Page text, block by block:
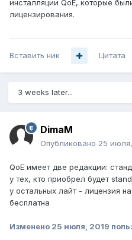
инсталляции QoE, которые
лицензирования.
Вставить ник Цитата
3 weeks later...
DimaM
Опубликовано 25
QoE имеет две редакции:
у тех, кто приобрел будет
у остальных лайт - лицензия
бесплатна
Изменено 25 июля, 2019